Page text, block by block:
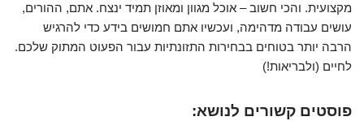
מקצועית. והכי חשוב – אוכל מגוון ומאוזן תמיד ינצח. אתם, ההורים,
עושים עבודה מדהימה, ועכשיו אתם חמושים בידע כדי להרגיש
הרבה יותר בטוחים בבחירות התזונתיות עבור הפעוט המתוק שלכם.
לחיים (ולבריאות!)
פוסטים קשורים לנושא: